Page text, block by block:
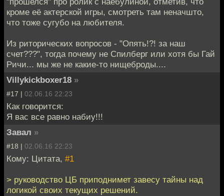
кроме её актерской игры, смотреть там неначшто,
что тоже сугубо на любителя.
Из риторических вопросов - "Опять!?! за наш
счет???", тогда почему не Спилберг или хотя бы Гай
Ричи... мы же не какие-то нищеброды....
Villykickboxer18 »
#17 | 02.06.16 22:23
Как говорится:
Я вас все равно набиу!!!
Завал »
#18 | 02.06.16 22:23
Кому: Цитата, #1
> руководство ЦБ приподнимет завесу тайны над
логикой своих текущих решений.